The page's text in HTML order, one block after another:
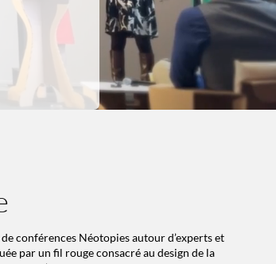
conférences Néotopies autour d’experts et
par un fil rouge consacré au design de la